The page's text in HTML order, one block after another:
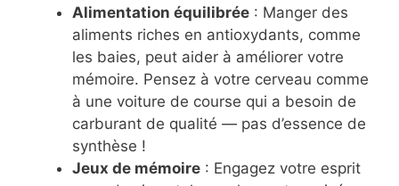
Alimentation équilibrée : Manger des
aliments riches en antioxydants, comme
les baies, peut aider à améliorer votre
mémoire. Pensez à votre cerveau comme
à une voiture de course qui a besoin de
carburant de qualité — pas d’essence de
synthèse !
Jeux de mémoire : Engagez votre esprit